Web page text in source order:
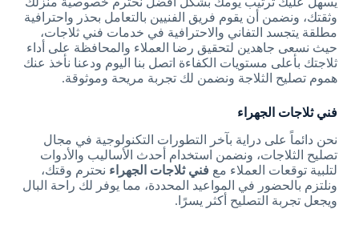
وثقتك، ونضمن أن يقوم فريق الفنيين بالتعامل بحذر واحترافية
مطلقة يتجسد التفاني والاحترافية في خدمات فني ثلاجات،
حيث نسعى جاهدين لتحقيق رضا العملاء والمحافظة على أداء
ثلاجتك بأعلى مستويات الكفاءة اتصل بنا اليوم ودعنا نأخذ عنك
هموم تصليح الثلاجة ونضمن لك تجربة مريحة وموثوقة.
فني ثلاجات الجهراء
نحن دائماً على دراية بآخر التطورات التكنولوجية في مجال
تصليح الثلاجات، ونضمن استخدام أحدث الأساليب والأدوات
لتلبية توقعات العملاء مع فني ثلاجات الجهراء نحترم وقتك،
ونلتزم بالحضور في المواعيد المحددة، مما يوفر لك راحة البال
ويجعل تجربة التصليح أكثر يسرًا.